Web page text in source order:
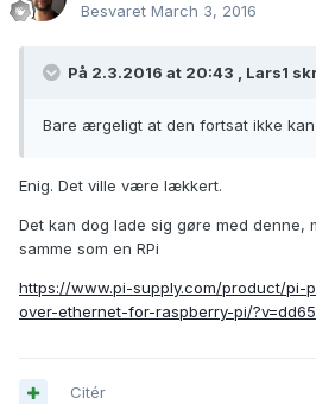
Besvaret March 3, 2016
På 2.3.2016 at 20:43 , Lars1
Bare ærgeligt at den fortsat ikke kan
Enig. Det ville være lækkert.
Det kan dog lade sig gøre med denne,
samme som en RPi
https://www.pi-supply.com/product/pi-
over-ethernet-for-raspberry-pi/
Citér